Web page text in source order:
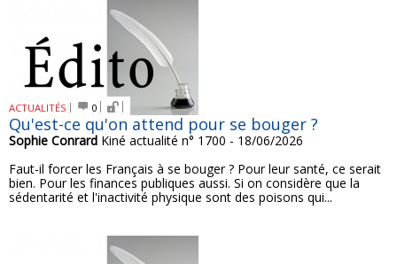
ACTUALITÉS 0
Qu'est-ce qu'on attend pour se bouger ?
Sophie Conrard Kiné actualité n° 1700 - 18/06/2026
Faut-il forcer les Français à se bouger ? Pour leur santé, ce serait
bien. Pour les finances publiques aussi. Si on considère que la
sédentarité et l'inactivité physique sont des poisons qui...